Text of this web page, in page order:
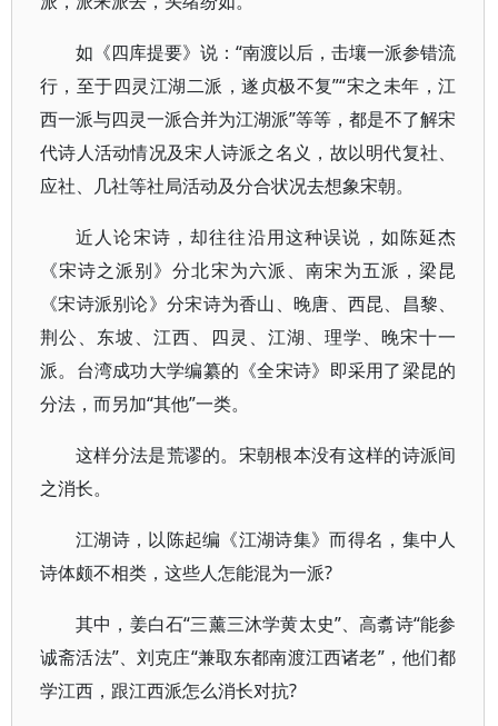
如《四库提要》说：“南渡以后，击壤一派参错流
行，至于四灵江湖二派，遂贞极不复”“宋之未年，江
西一派与四灵一派合并为江湖派”等等，都是不了解宋
代诗人活动情况及宋人诗派之名义，故以明代复社、
应社、几社等社局活动及分合状况去想象宋朝。
近人论宋诗，却往往沿用这种误说，如陈延杰
《宋诗之派别》分北宋为六派、南宋为五派，梁昆
《宋诗派别论》分宋诗为香山、晚唐、西昆、昌黎、
荆公、东坡、江西、四灵、江湖、理学、晚宋十一
派。台湾成功大学编纂的《全宋诗》即采用了梁昆的
分法，而另加“其他”一类。
这样分法是荒谬的。宋朝根本没有这样的诗派间
之消长。
江湖诗，以陈起编《江湖诗集》而得名，集中人
诗体颇不相类，这些人怎能混为一派?
其中，姜白石“三薰三沐学黄太史”、高翥诗“能参
诚斋活法”、刘克庄“兼取东都南渡江西诸老”，他们都
学江西，跟江西派怎么消长对抗?